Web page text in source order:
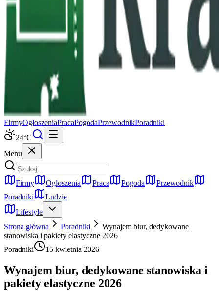
FirmyOgłoszeniaPracaPogodaPrzewodnikPoradniki
24°C
Menu
Firmy Ogłoszenia Praca Pogoda
Przewodnik
Poradniki
Ludzie
Lifestyle
Strona główna
Poradniki
Wynajem biur, dedykowane
stanowiska i pakiety elastyczne 2026
Poradniki
15 kwietnia 2026
Wynajem biur, dedykowane stanowiska i
pakiety elastyczne 2026